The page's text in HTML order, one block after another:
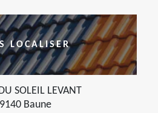
LOCALISER
SOLEIL LEVANT
Baune